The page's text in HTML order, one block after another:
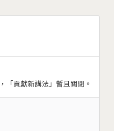
「貢獻新講法」暫且關閉。